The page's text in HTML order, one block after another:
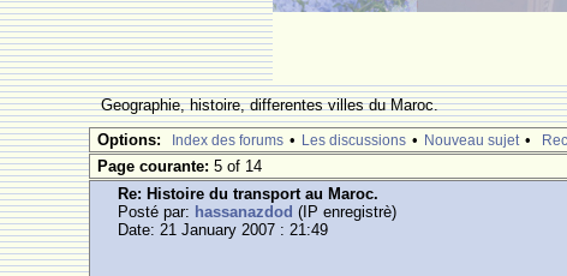
Geographie, histoire, differentes villes du Maroc.
Options: Index des forums • Les discussions • Nouveau sujet •
Page courante:5 of 14
Re: Histoire du transport au Maroc.
Posté par: hassanazdod (IP enregistrè)
Date: 21 January 2007 : 21:49